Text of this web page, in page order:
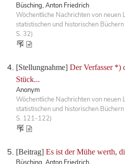
Büsching, Anton Friedrich
Wöchentliche Nachrichten von neuen
statistischen und historischen
S. 32)
[Stellungnahme] Der Verfasser *)
Stück...
Anonym
Wöchentliche Nachrichten von neuen
statistischen und historischen
S. 121-122)
[Beitrag] Es ist der Mühe werth,